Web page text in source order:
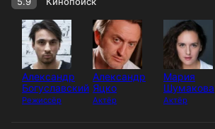
Александр
Богуславский
Режиссёр
Александр
Яцко
Актёр
Мария
Шумакова
Актёр